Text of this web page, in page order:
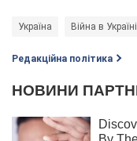
Україна Війна в Україні
Редакційна політика